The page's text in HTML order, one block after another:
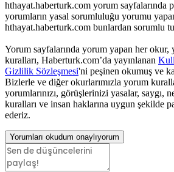
hthayat.haberturk.com yorum sayfalarında
yorumların yasal sorumluluğu yorumu
hthayat.haberturk.com bunlardan sorumlu
Yorum sayfalarında yorum yapan her okur,
kuralları, Haberturk.com’da yayınlanan
Gizlilik Sözleşmesi'ni peşinen okumuş ve
Bizlerle ve diğer okurlarımızla yorum
yorumlarınızı, görüşlerinizi yasalar, saygı,
kuralları ve insan haklarına uygun şekilde
ederiz.
Yorumları okudum onaylıyorum